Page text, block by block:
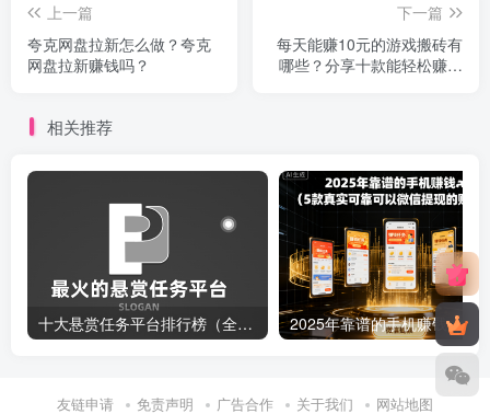
上一篇
夸克网盘拉新怎么做？夸克
网盘拉新赚钱吗？
下一篇
每天能赚10元的游戏搬砖有
哪些？分享十款能轻松赚钱
相关推荐
十大悬赏任务平台排行榜（全网最好的悬赏任务平台）
友链申请 免责声明 广告合作 关于我们 网站地图